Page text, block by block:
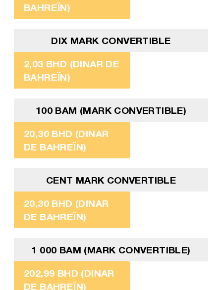
BAHREÏN)
DIX MARK CONVERTIBLE
2,03 BHD (DINAR DE
BAHREÏN)
100 BAM (MARK CONVERTIBLE)
20,30 BHD (DINAR
DE BAHREÏN)
CENT MARK CONVERTIBLE
20,30 BHD (DINAR
DE BAHREÏN)
1 000 BAM (MARK CONVERTIBLE)
202,99 BHD (DINAR
DE BAHREÏN)